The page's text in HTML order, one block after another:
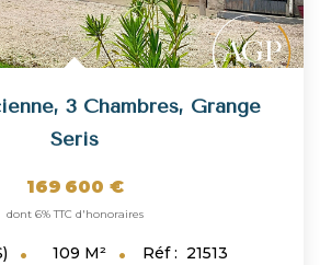
3 Chambres, Grange
Seris
169 600 €
dont 6% TTC d'honoraires
109 M² Réf : 21513